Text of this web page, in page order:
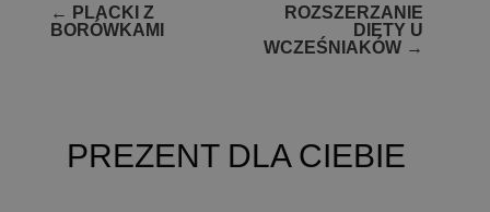
Zobacz
wpisy
← PLACKI Z
BORÓWKAMI
ROZSZERZANIE
DIETY U
WCZEŚNIAKÓW →
PREZENT DLA CIEBIE